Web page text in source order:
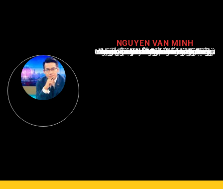
NGUYEN VAN MINH
Nguyễn Văn Minh là một trong những chuyên gia hàng đầu về báo cáo tin tức thể thao tại Việt Nam, với hơn 10 năm hoạt động trong ngành. Ông có kiến thức sâu rộng và kinh nghiệm đáng kể trong việc phân tích và báo cáo về các sự kiện thể thao hàng đầu. Sự hiểu biết sâu sắc của ông về ngành này đã giúp ông xây dựng uy tín và danh tiếng trong cộng đồng báo chí thể thao.